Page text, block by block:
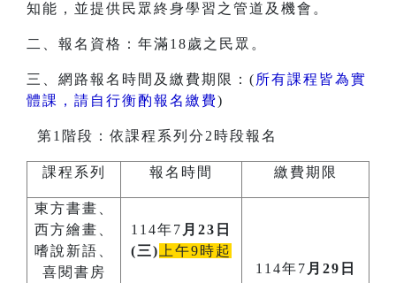
知能，並提供民眾終身學習之管道及機會。
二、報名資格：年滿18歲之民眾。
三、網路報名時間及繳費期限：( 所有課程皆為實
體課，請自行衡酌報名繳費)
第1階段：依課程系列分2時段報名
課程系列 報名時間 繳費期限
東方書畫、
西方繪畫、
嗜說新語、
喜閱書房
114年7 月23日
(三) 上午9時起
114年7 月29日